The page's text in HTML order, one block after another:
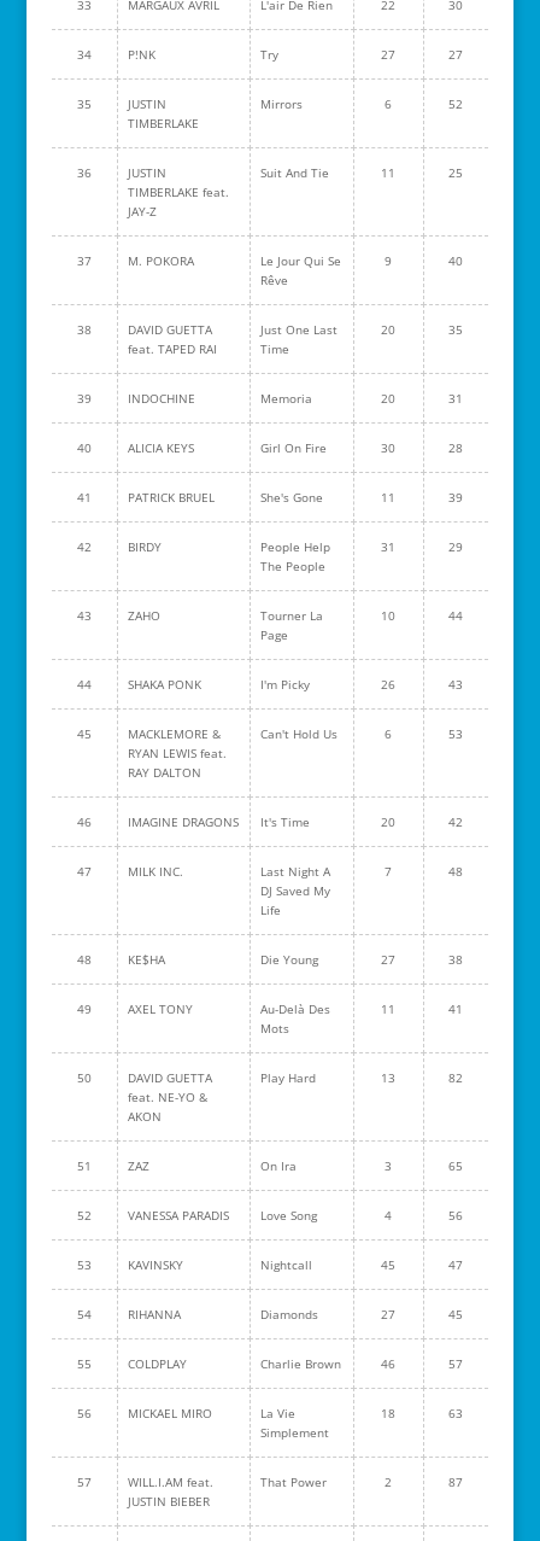
33 MARGAUX AVRIL L'air De Rien 22 30
34 P!NK Try 27 27
35
JUSTIN
TIMBERLAKE
Mirrors 6 52
36
JUSTIN
TIMBERLAKE feat.
JAY-Z
Suit And Tie 11 25
37 M. POKORA
Le Jour Qui Se
Rêve
9 40
38
DAVID GUETTA
feat. TAPED RAI
Just One Last
Time
20 35
39 INDOCHINE Memoria 20 31
40 ALICIA KEYS Girl On Fire 30 28
41 PATRICK BRUEL She's Gone 11 39
42 BIRDY
People Help
The People
31 29
43 ZAHO
Tourner La
Page
10 44
44 SHAKA PONK I'm Picky 26 43
45
MACKLEMORE &
RYAN LEWIS feat.
RAY DALTON
Can't Hold Us 6 53
46 IMAGINE DRAGONS It's Time 20 42
47 MILK INC.
Last Night A
DJ Saved My
Life
7 48
48 KE$HA Die Young 27 38
49 AXEL TONY
Au-Delà Des
Mots
11 41
50
DAVID GUETTA
feat. NE-YO &
AKON
Play Hard 13 82
51 ZAZ On Ira 3 65
52 VANESSA PARADIS Love Song 4 56
53 KAVINSKY Nightcall 45 47
54 RIHANNA Diamonds 27 45
55 COLDPLAY Charlie Brown 46 57
56 MICKAEL MIRO
La Vie
Simplement
18 63
57
WILL.I.AM feat.
JUSTIN BIEBER
That Power 2 87